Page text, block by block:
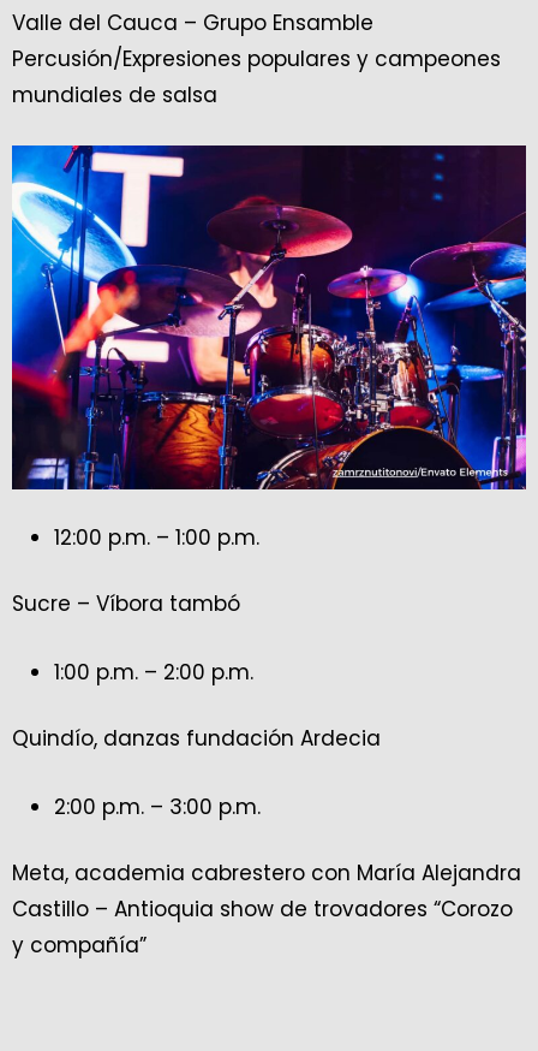
Valle del Cauca – Grupo Ensamble
Percusión/Expresiones populares y campeones
mundiales de salsa
12:00 p.m. – 1:00 p.m.
Sucre – Víbora tambó
1:00 p.m. – 2:00 p.m.
Quindío, danzas fundación Ardecia
2:00 p.m. – 3:00 p.m.
Meta, academia cabrestero con María Alejandra
Castillo – Antioquia show de trovadores “Corozo
y compañía”